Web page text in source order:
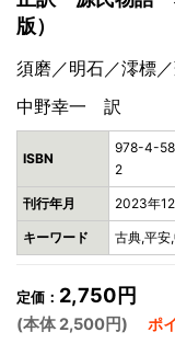
版）
須磨／明石／澪標
中野幸一 訳
ISBN
978-4-
2
刊行年月 2023年
キーワード 古典,平安
定価： 2,750円
(本体 2,500円) ポ